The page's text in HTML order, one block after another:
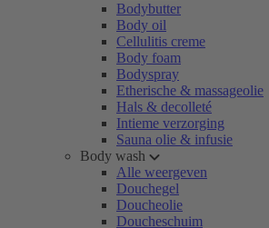
Bodybutter
Body oil
Cellulitis creme
Body foam
Bodyspray
Etherische & massageolie
Hals & decolleté
Intieme verzorging
Sauna olie & infusie
Body wash
Alle weergeven
Douchegel
Doucheolie
Doucheschuim